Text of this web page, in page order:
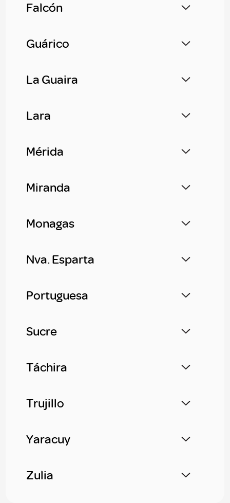
Falcón
Guárico
La Guaira
Lara
Mérida
Miranda
Monagas
Nva. Esparta
Portuguesa
Sucre
Táchira
Trujillo
Yaracuy
Zulia